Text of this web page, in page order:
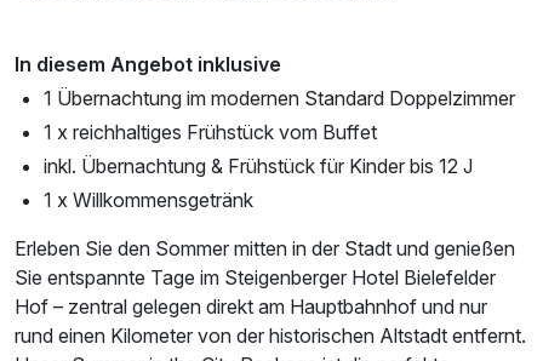
In diesem Angebot inklusive
1 Übernachtung im modernen Standard Doppelzimmer
1 x reichhaltiges Frühstück vom Buffet
inkl. Übernachtung & Frühstück für Kinder bis 12 J
1 x Willkommensgetränk
Erleben Sie den Sommer mitten in der Stadt und genießen
Sie entspannte Tage im Steigenberger Hotel Bielefelder
Hof – zentral gelegen direkt am Hauptbahnhof und nur
rund einen Kilometer von der historischen Altstadt entfernt.